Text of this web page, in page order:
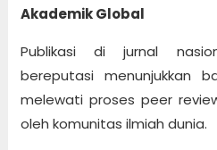
Akademik Global
Publikasi di jurnal
bereputasi menunjukkan
melewati proses peer
oleh komunitas ilmiah dunia.